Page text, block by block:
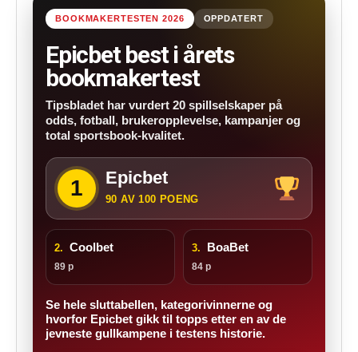
BOOKMAKERTESTEN 2026 OPPDATERT
Epicbet best i årets
bookmakertest
Tipsbladet har vurdert 20 spillselskaper på
odds, fotball, brukeropplevelse, kampanjer og
total sportsbook-kvalitet.
1 Epicbet
90 AV 100 POENG
2. Coolbet
89 p
3. BoaBet
84 p
Se hele sluttabellen, kategorivinnerne og
hvorfor Epicbet gikk til topps etter en av de
jevneste gullkampene i testens historie.